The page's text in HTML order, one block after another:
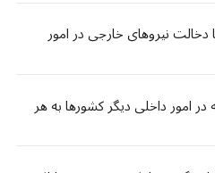
دخالت نیروهای خارجی در امور
امور داخلی دیگر کشورها به هر